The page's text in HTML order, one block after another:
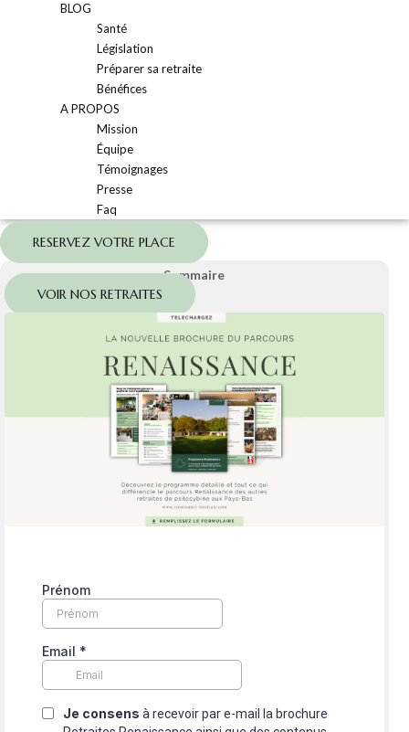
BLOG
Santé
Législation
Préparer sa retraite
Bénéfices
A PROPOS
Mission
Équipe
Témoignages
Presse
Faq
RESERVEZ VOTRE PLACE
Sommaire
VOIR NOS RETRAITES